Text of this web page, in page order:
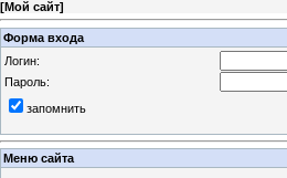
[Мой сайт]
Форма входа
Логин:
Пароль:
запомнить
Меню сайта